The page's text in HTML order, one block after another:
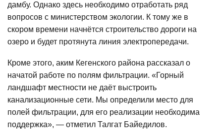
дамбу. Однако здесь необходимо отработать ряд
вопросов с министерством экологии. К тому же в
скором времени начнётся строительство дороги на
озеро и будет протянута линия электропередачи.
Кроме этого, аким Кегенского района рассказал о
начатой работе по полям фильтрации. «Горный
ландшафт местности не даёт выстроить
канализационные сети. Мы определили место для
полей фильтрации, для его реализации необходима
поддержка», — отметил Талгат Байедилов.